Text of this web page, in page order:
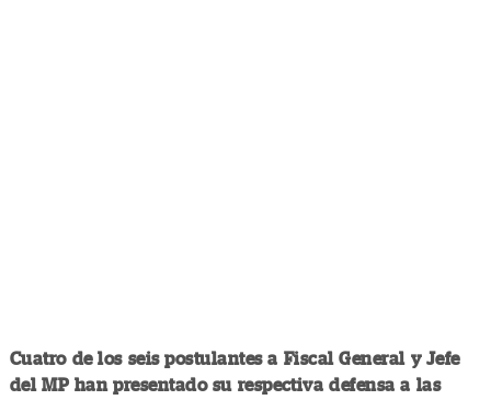
Cuatro de los seis postulantes a Fiscal General y Jefe
del MP han presentado su respectiva defensa a las